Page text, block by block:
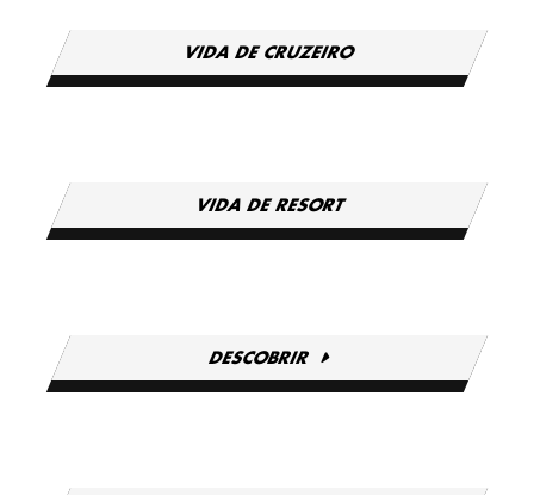
VIDA DE CRUZEIRO
VIDA DE RESORT
DESCOBRIR